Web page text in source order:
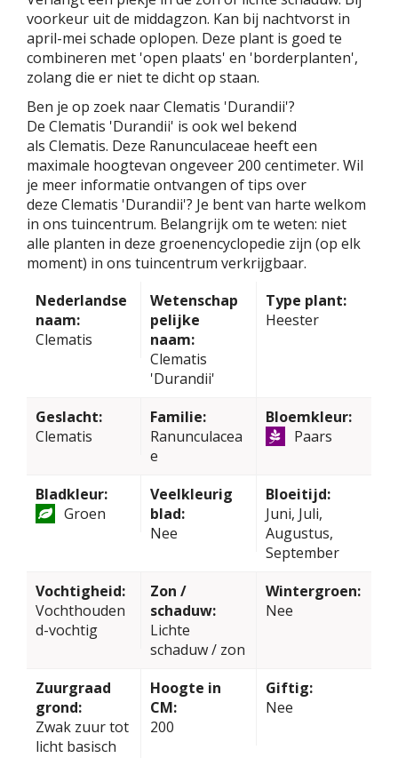
voorkeur uit de middagzon. Kan bij nachtvorst in
april-mei schade oplopen. Deze plant is goed te
combineren met 'open plaats' en 'borderplanten',
zolang die er niet te dicht op staan.
Ben je op zoek naar Clematis 'Durandii'?
De Clematis 'Durandii' is ook wel bekend
als Clematis. Deze Ranunculaceae heeft een
maximale hoogtevan ongeveer 200 centimeter. Wil
je meer informatie ontvangen of tips over
deze Clematis 'Durandii'? Je bent van harte welkom
in ons tuincentrum. Belangrijk om te weten: niet
alle planten in deze groenencyclopedie zijn (op elk
moment) in ons tuincentrum verkrijgbaar.
Nederlandse
naam:
Clematis
Wetenschap
pelijke
naam:
Clematis
'Durandii'
Type plant:
Heester
Geslacht:
Clematis
Familie:
Ranunculacea
e
Bloemkleur:
Paars
Bladkleur:
Groen
Veelkleurig
blad:
Nee
Bloeitijd:
Juni, Juli,
Augustus,
September
Vochtigheid:
Vochthouden
d-vochtig
Zon /
schaduw:
Lichte
schaduw / zon
Wintergroen:
Nee
Zuurgraad
grond:
Zwak zuur tot
licht basisch
Hoogte in
CM:
200
Giftig:
Nee